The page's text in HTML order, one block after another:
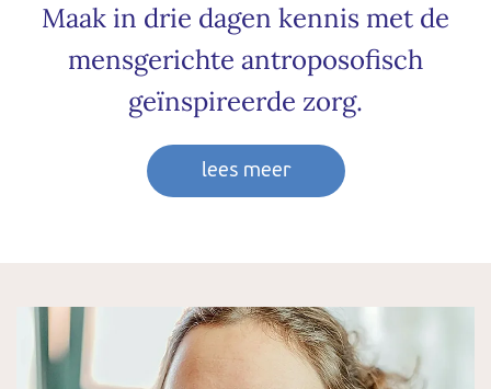
Maak in drie dagen kennis met de
mensgerichte antroposofisch
geïnspireerde zorg.
lees meer